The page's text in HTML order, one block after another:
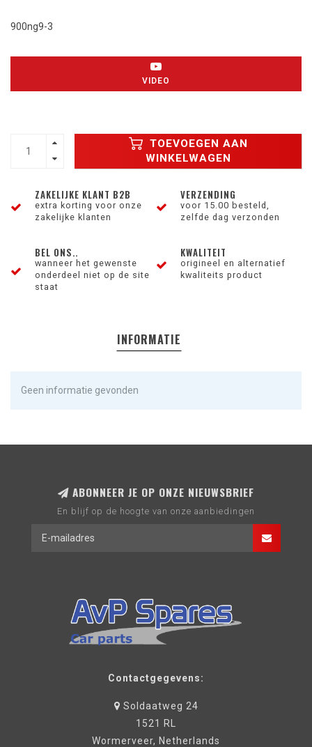
900ng9-3
VIDEO
TOEVOEGEN AAN
WINKELWAGEN
ZAKELIJKE KLANT B2B
extra korting voor onze
zakelijke klanten
VERZENDING
voor 15.00 besteld,
zelfde dag verzonden
BEL ONS..
wanneer het gewenste
onderdeel niet op de site
staat
KWALITEIT
origineel en alternatief
kwaliteits product
INFORMATIE
Geen informatie gevonden
ABONNEER JE OP ONZE NIEUWSBRIEF
En blijf op de hoogte van onze aanbiedingen
Contactgegevens:
Soldaatweg 24
1521 RL
Wormerveer, Netherlands